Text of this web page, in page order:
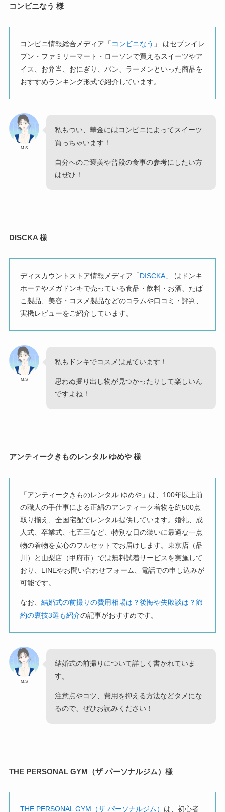
コンビニなう 様
コンビニ情報総合メディア「コンビニなう 」 はセブンイレ
ブン・ファミリーマート・ローソンで買えるスイーツやア
イス、お弁当、おにぎり、パン、ラーメンといった商品を
おすすめランキング形式で紹介しています。
M.S
私もつい、華金にはコンビニによってスイーツ
買っちゃいます！
自分へのご褒美や普段の食事の参考にしたい方
はぜひ！
DISCKA 様
ディスカウントストア情報メディア「DISCKA」 はドンキ
ホーテやメガドンキで売っている食品・飲料・お酒、たば
こ製品、美容・コスメ製品などのコラムや口コミ・評判、
実機レビューをご紹介しています。
M.S
私もドンキでコスメは見ています！
思わぬ掘り出し物が見つかったりして楽しいん
ですよね！
アンティークきものレンタル ゆめや 様
「アンティークきものレンタル ゆめや」は、100年以上前
の職人の手仕事による正絹のアンティーク着物を約500点
取り揃え、全国宅配でレンタル提供しています。婚礼、成
人式、卒業式、七五三など、特別な日の装いに最適な一点
物の着物を安心のフルセットでお届けします。東京店（品
川）と山梨店（甲府市）では無料試着サービスを実施して
おり、LINEやお問い合わせフォーム、電話での申し込みが
可能です。
なお、 結婚式の前撮りの費用相場は？後悔や失敗談は？節
約の裏技3選も紹介の記事がおすすめです。
M.S
結婚式の前撮りについて詳しく書かれていま
す。
注意点やコツ、費用を抑える方法などタメにな
るので、ぜひお読みください！
THE PERSONAL GYM（ザ パーソナルジム）様
THE PERSONAL GYM（ザ パーソナルジム） は、初心者